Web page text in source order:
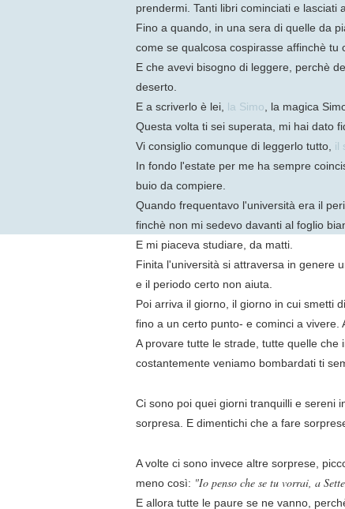
prendermi. Tanti libri cominciati e lasciati
Fino a quando, in una sera di quelle da
come se qualcosa cospirasse affinchè tu
E che avevi bisogno di leggere, perchè
deserto.
E a scriverlo è lei, la Simo , la magica
Questa volta ti sei superata, mi hai dato
Vi consiglio comunque di leggerlo tutto, il
In fondo l'estate per me ha sempre
buio da compiere.
Quando frequentavo l'università era il
finchè non mi sedevo davanti al foglio
E mi piaceva studiare, da matti.
Finita l'università si attraversa in genere
e il periodo certo non aiuta.
Poi arriva il giorno, il giorno in cui smetti
fino a un certo punto- e cominci a vivere.
A provare tutte le strade, tutte quelle
costantemente veniamo bombardati ti
Ci sono poi quei giorni tranquilli e sereni
sorpresa. E dimentichi che a fare
A volte ci sono invece altre sorprese,
meno così: "Io penso che se tu vorrai, a
E allora tutte le paure se ne vanno,